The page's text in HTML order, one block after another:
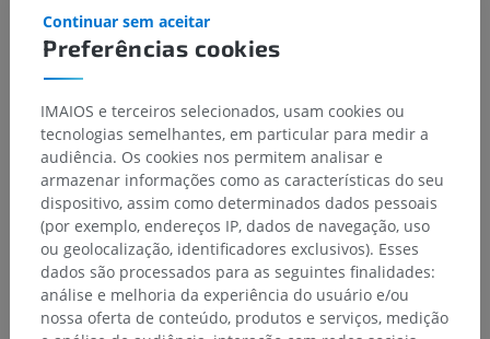
Estruturas subjacentes:
subjacente para esta parte anatômica
Anatomia humana 1
Neuroanatomia humana
Anatomia comparativa em animais
Preferências cookies
Continuar sem aceitar
IMAIOS e terceiros selecionados, usam cookies ou
tecnologias semelhantes, em particular para medir a
audiência. Os cookies nos permitem analisar e
armazenar informações como as características do seu
dispositivo, assim como determinados dados pessoais
(por exemplo, endereços IP, dados de navegação, uso
ou geolocalização, identificadores exclusivos). Esses
dados são processados para as seguintes finalidades:
análise e melhoria da experiência do usuário e/ou
nossa oferta de conteúdo, produtos e serviços, medição